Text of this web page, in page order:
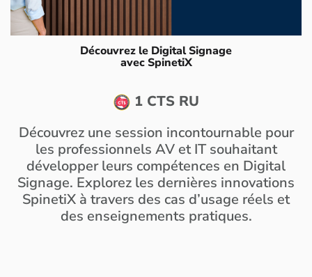
Découvrez le Digital Signage
avec SpinetiX
1 CTS RU
Découvrez une session incontournable pour
les professionnels AV et IT souhaitant
développer leurs compétences en Digital
Signage. Explorez les dernières innovations
SpinetiX à travers des cas d’usage réels et
des enseignements pratiques.